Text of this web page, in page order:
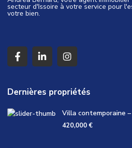
secteur d'Issoire à votre service pour
votre bien.
Dernières propriétés
Villa contemporaine
420,000 €